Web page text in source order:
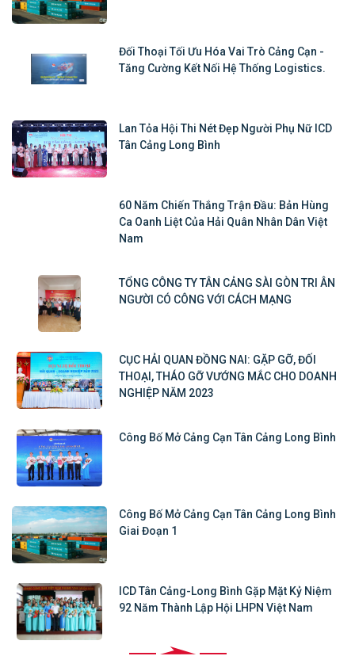
Đối Thoại Tối Ưu Hóa Vai Trò Cảng Cạn -
Tăng Cường Kết Nối Hệ Thống Logistics.
Lan Tỏa Hội Thi Nét Đẹp Người Phụ Nữ ICD
Tân Cảng Long Bình
60 Năm Chiến Thắng Trận Đầu: Bản Hùng
Ca Oanh Liệt Của Hải Quân Nhân Dân Việt
Nam
TỔNG CÔNG TY TÂN CẢNG SÀI GÒN TRI ÂN
NGƯỜI CÓ CÔNG VỚI CÁCH MẠNG
CỤC HẢI QUAN ĐỒNG NAI: GẶP GỠ, ĐỐI
THOẠI, THÁO GỠ VƯỚNG MẮC CHO DOANH
NGHIỆP NĂM 2023
Công Bố Mở Cảng Cạn Tân Cảng Long Bình
Công Bố Mở Cảng Cạn Tân Cảng Long Bình
Giai Đoạn 1
ICD Tân Cảng-Long Bình Gặp Mặt Kỷ Niệm
92 Năm Thành Lập Hội LHPN Việt Nam